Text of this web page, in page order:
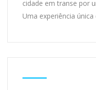
cidade em transe por
Uma experiência